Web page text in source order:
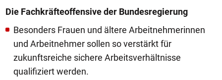
Die Fachkräfteoffensive der Bundesregierung
Besonders Frauen und ältere Arbeitnehmerinnen
und Arbeitnehmer sollen so verstärkt für
zukunftsreiche sichere Arbeitsverhältnisse
qualifiziert werden.